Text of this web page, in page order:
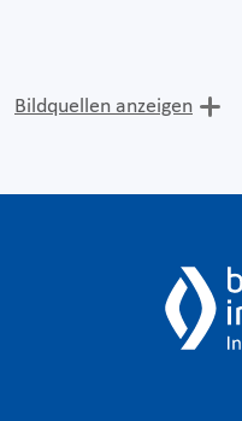
Bildquellen anzeigen